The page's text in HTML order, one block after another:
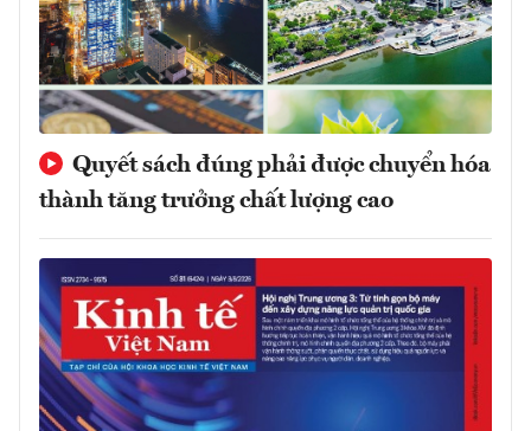
Quyết sách đúng phải được chuyển hóa
thành tăng trưởng chất lượng cao